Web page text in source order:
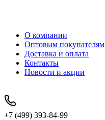
О компании
Оптовым покупателям
Доставка и оплата
Контакты
Новости и акции
+7 (499) 393-84-99